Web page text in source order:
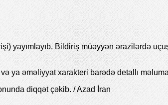
yayımlayıb. Bildiriş müəyyən ərazilərdə
ya əməliyyat xarakteri barədə detallı
diqqət çəkib. / Azad İran